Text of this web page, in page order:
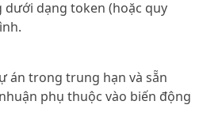
dạng token (hoặc quy
án trong trung hạn và sẵn
phụ thuộc vào biến động